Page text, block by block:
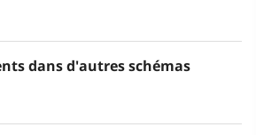
dans d'autres schémas